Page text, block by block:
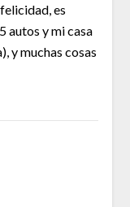
es
autos y mi casa
y muchas cosas